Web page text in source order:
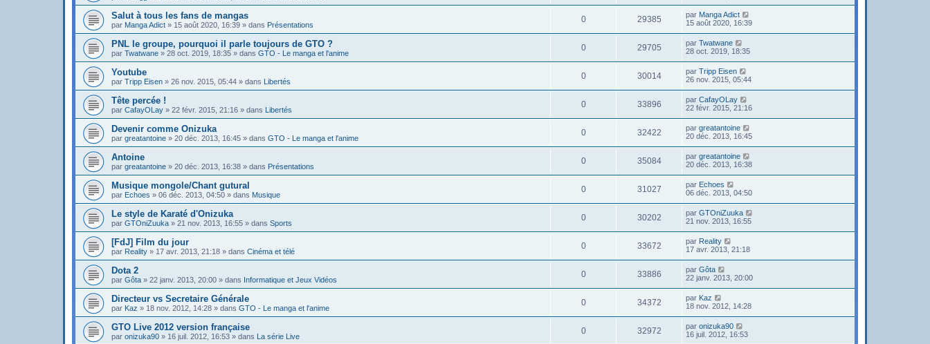
Salut à tous les fans de mangas
par Manga Adict » 15 août 2020, 16:39 » dans Présentations
0 29385 par Manga Adict
15 août 2020, 16:39
PNL le groupe, pourquoi il parle toujours de GTO ?
par Twatwane » 28 oct. 2019, 18:35 » dans GTO - Le manga et l'anime
0 29705 par Twatwane
28 oct. 2019, 18:35
Youtube
par Tripp Eisen » 26 nov. 2015, 05:44 » dans Libertés
0 30014 par Tripp Eisen
26 nov. 2015, 05:44
Tête percée !
par CafayOLay » 22 févr. 2015, 21:16 » dans Libertés
0 33896 par CafayOLay
22 févr. 2015, 21:16
Devenir comme Onizuka
par greatantoine » 20 déc. 2013, 16:45 » dans GTO - Le manga et l'anime
0 32422 par greatantoine
20 déc. 2013, 16:45
Antoine
par greatantoine » 20 déc. 2013, 16:38 » dans Présentations
0 35084 par greatantoine
20 déc. 2013, 16:38
Musique mongole/Chant gutural
par Echoes » 06 déc. 2013, 04:50 » dans Musique
0 31027 par Echoes
06 déc. 2013, 04:50
Le style de Karaté d'Onizuka
par GTOniZuuka » 21 nov. 2013, 16:55 » dans Sports
0 30202 par GTOniZuuka
21 nov. 2013, 16:55
[FdJ] Film du jour
par Reality » 17 avr. 2013, 21:18 » dans Cinéma et télé
0 33672 par Reality
17 avr. 2013, 21:18
Dota 2
par Gôta » 22 janv. 2013, 20:00 » dans Informatique et Jeux Vidéos
0 33886 par Gôta
22 janv. 2013, 20:00
Directeur vs Secretaire Générale
par Kaz » 18 nov. 2012, 14:28 » dans GTO - Le manga et l'anime
0 34372 par Kaz
18 nov. 2012, 14:28
GTO Live 2012 version française
par onizuka90 » 16 juil. 2012, 16:53 » dans La série Live
0 32972 par onizuka90
16 juil. 2012, 16:53